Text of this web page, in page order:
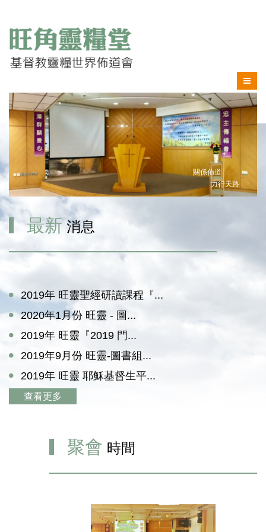
關係佈道
力行天路
最新消息
2019年 旺靈聖經研讀課程『...
2020年1月份 旺靈 - 圖...
2019年 旺靈『2019 門...
2019年9月份 旺靈-圖書組...
2019年 旺靈 耶穌基督生平...
查看更多
聚會 時間